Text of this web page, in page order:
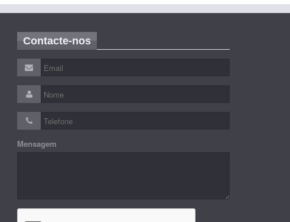
Contacte-nos
Mensagem